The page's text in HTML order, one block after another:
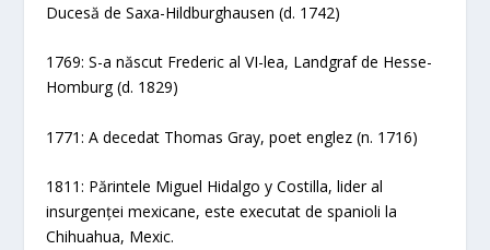
Ducesă de Saxa-Hildburghausen (d. 1742)
1769: S-a născut Frederic al VI-lea, Landgraf de Hesse-
Homburg (d. 1829)
1771: A decedat Thomas Gray, poet englez (n. 1716)
1811: Părintele Miguel Hidalgo y Costilla, lider al
insurgenței mexicane, este executat de spanioli la
Chihuahua, Mexic.